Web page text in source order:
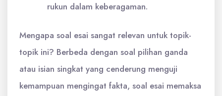
rukun dalam keberagaman.
Mengapa soal esai sangat relevan untuk topik-
topik ini? Berbeda dengan soal pilihan ganda
atau isian singkat yang cenderung menguji
kemampuan mengingat fakta, soal esai memaksa